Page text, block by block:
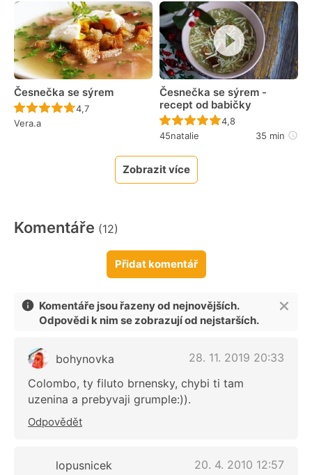
Česnečka se sýrem
Recept ještě nebyl hodnocen
4,7
Vera.a
Česnečka se sýrem -
recept od babičky
Recept ještě nebyl
4,8
45natalie
35 min
Zobrazit více
Komentáře (12)
Přidat komentář
Komentáře jsou řazeny od nejnovějších.
Odpovědi k nim se zobrazují od nejstarších.
bohynovka
28. 11. 2019 20:33
Colombo, ty filuto brnensky, chybi ti tam
uzenina a prebyvaji grumple:)).
Odpovědět
lopusnicek
20. 4. 2010 12:57